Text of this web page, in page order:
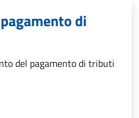
di
del pagamento di tributi